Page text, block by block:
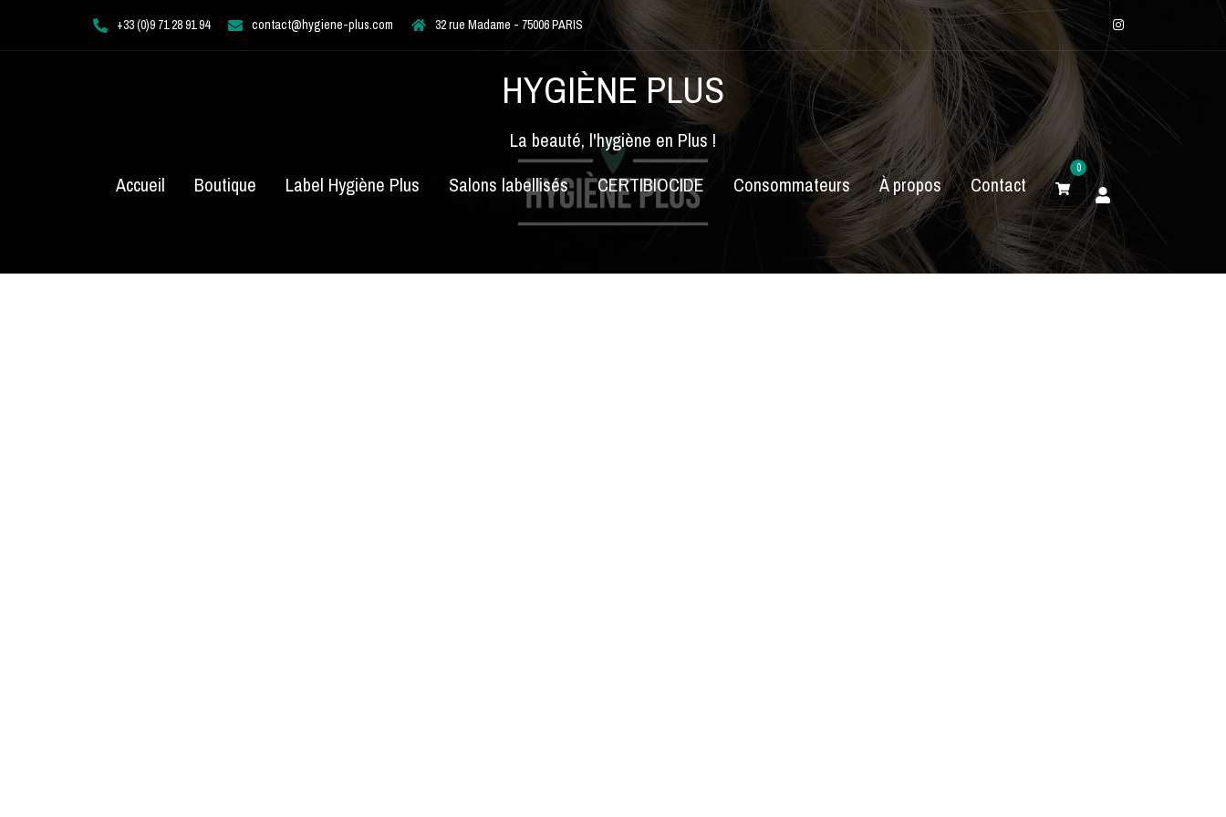
+33 (0)9 71 28 91 94 contact@hygiene-plus.com 32 rue Madame - 75006 PARIS Instagram
HYGIÈNE PLUS
La beauté, l'hygiène en Plus !
Accueil
Boutique Label Hygiène Plus Salons labellisés CERTIBIOCIDE Consommateurs À propos Contact
0